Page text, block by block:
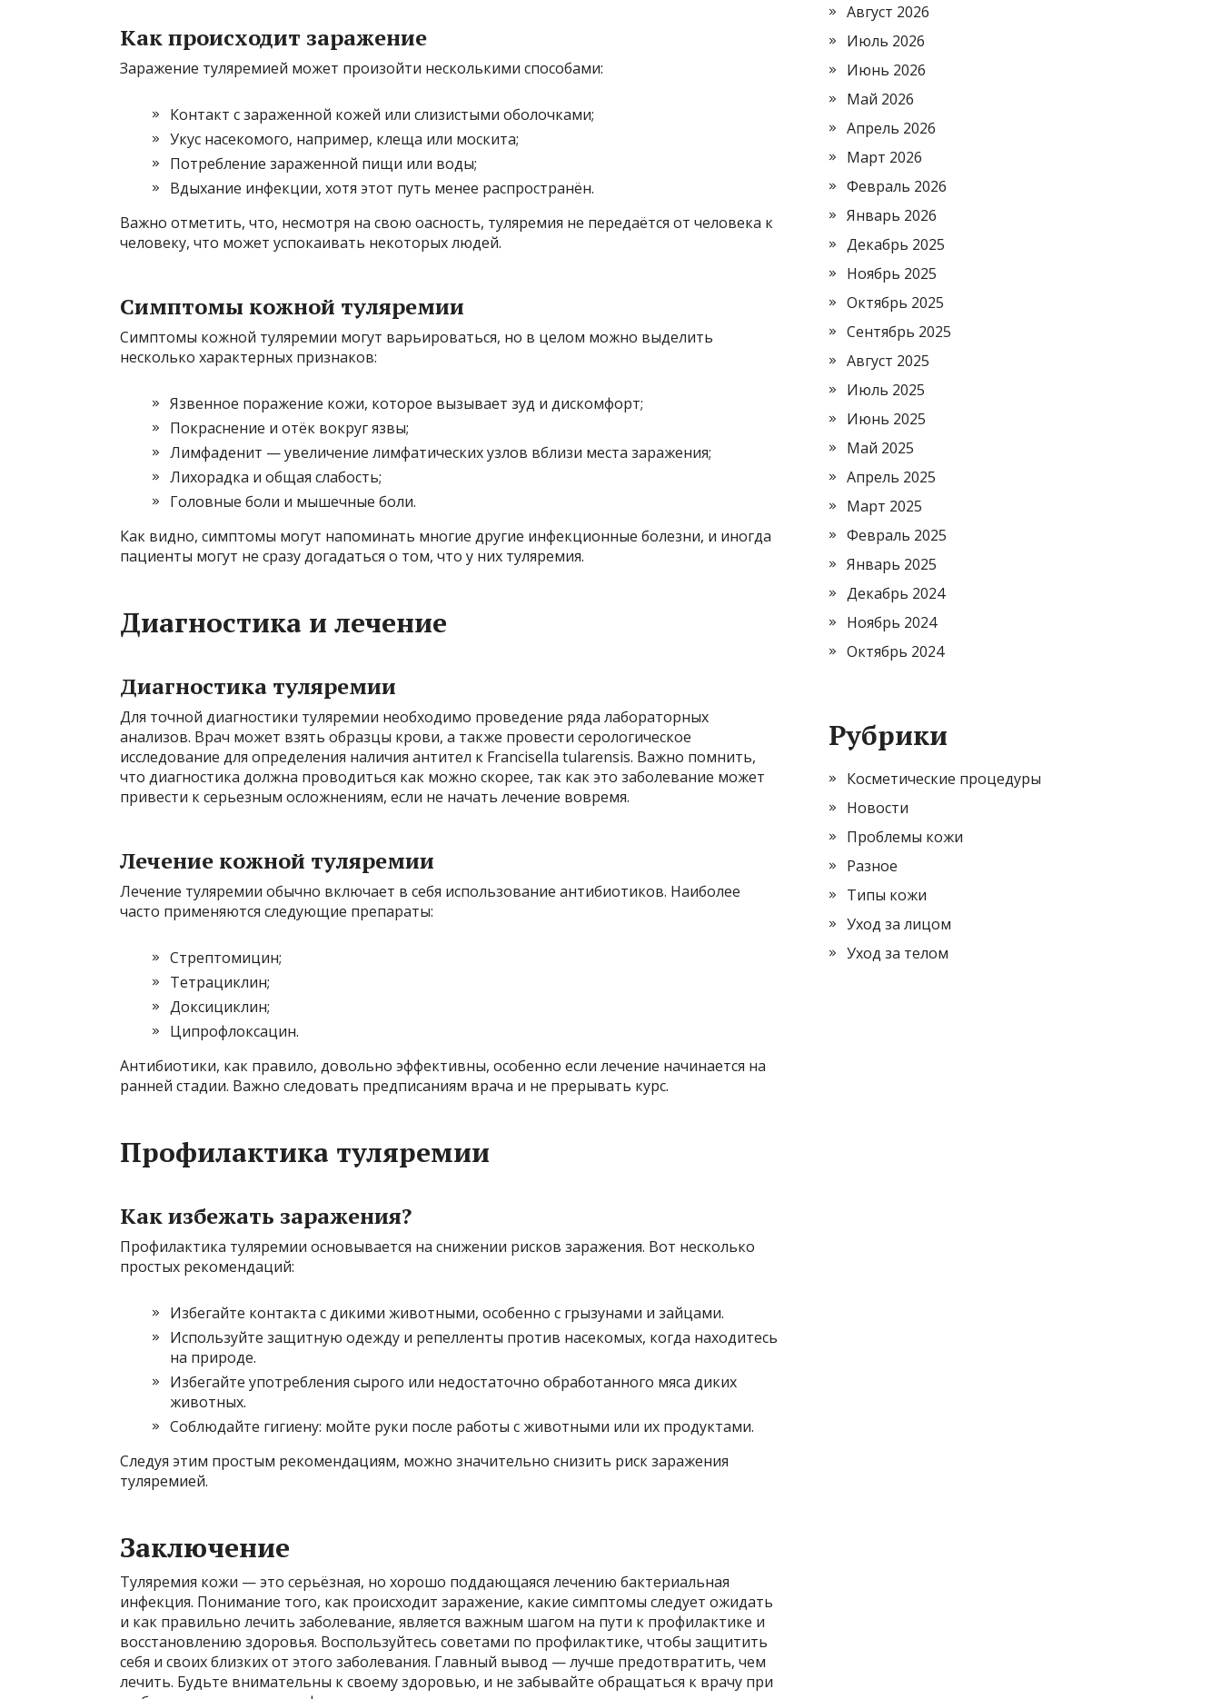
Как происходит заражение
Заражение туляремией может произойти несколькими способами:
Контакт с зараженной кожей или слизистыми оболочками;
Укус насекомого, например, клеща или москита;
Потребление зараженной пищи или воды;
Вдыхание инфекции, хотя этот путь менее распространён.
Важно отметить, что, несмотря на свою оасность, туляремия не передаётся от человека к
человеку, что может успокаивать некоторых людей.
Симптомы кожной туляремии
Симптомы кожной туляремии могут варьироваться, но в целом можно выделить
несколько характерных признаков:
Язвенное поражение кожи, которое вызывает зуд и дискомфорт;
Покраснение и отёк вокруг язвы;
Лимфаденит — увеличение лимфатических узлов вблизи места заражения;
Лихорадка и общая слабость;
Головные боли и мышечные боли.
Как видно, симптомы могут напоминать многие другие инфекционные болезни, и иногда
пациенты могут не сразу догадаться о том, что у них туляремия.
Диагностика и лечение
Диагностика туляремии
Для точной диагностики туляремии необходимо проведение ряда лабораторных
анализов. Врач может взять образцы крови, а также провести серологическое
исследование для определения наличия антител к Francisella tularensis. Важно помнить,
что диагностика должна проводиться как можно скорее, так как это заболевание может
привести к серьезным осложнениям, если не начать лечение вовремя.
Лечение кожной туляремии
Лечение туляремии обычно включает в себя использование антибиотиков. Наиболее
часто применяются следующие препараты:
Стрептомицин;
Тетрациклин;
Доксициклин;
Ципрофлоксацин.
Антибиотики, как правило, довольно эффективны, особенно если лечение начинается на
ранней стадии. Важно следовать предписаниям врача и не прерывать курс.
Профилактика туляремии
Как избежать заражения?
Профилактика туляремии основывается на снижении рисков заражения. Вот несколько
простых рекомендаций:
Избегайте контакта с дикими животными, особенно с грызунами и зайцами.
Используйте защитную одежду и репелленты против насекомых, когда находитесь
на природе.
Избегайте употребления сырого или недостаточно обработанного мяса диких
животных.
Соблюдайте гигиену: мойте руки после работы с животными или их продуктами.
Следуя этим простым рекомендациям, можно значительно снизить риск заражения
туляремией.
Заключение
Туляремия кожи — это серьёзная, но хорошо поддающаяся лечению бактериальная
инфекция. Понимание того, как происходит заражение, какие симптомы следует ожидать
и как правильно лечить заболевание, является важным шагом на пути к профилактике и
восстановлению здоровья. Воспользуйтесь советами по профилактике, чтобы защитить
себя и своих близких от этого заболевания. Главный вывод — лучше предотвратить, чем
лечить. Будьте внимательны к своему здоровью, и не забывайте обращаться к врачу при
Август 2026
Июль 2026
Июнь 2026
Май 2026
Апрель 2026
Март 2026
Февраль 2026
Январь 2026
Декабрь 2025
Ноябрь 2025
Октябрь 2025
Сентябрь 2025
Август 2025
Июль 2025
Июнь 2025
Май 2025
Апрель 2025
Март 2025
Февраль 2025
Январь 2025
Декабрь 2024
Ноябрь 2024
Октябрь 2024
Рубрики
Косметические процедуры
Новости
Проблемы кожи
Разное
Типы кожи
Уход за лицом
Уход за телом